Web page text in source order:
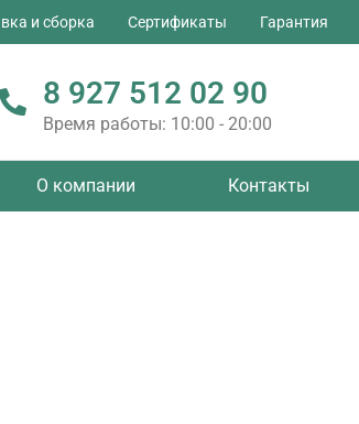
и сборка Сертификаты Гарантия
8 927 512 02 90
Время работы: 10:00 - 20:00
О компании Контакты